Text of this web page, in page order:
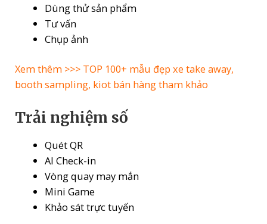
Dùng thử sản phẩm
Tư vấn
Chụp ảnh
Xem thêm >>> TOP 100+ mẫu đẹp xe take away,
booth sampling, kiot bán hàng tham khảo
Trải nghiệm số
Quét QR
AI Check-in
Vòng quay may mắn
Mini Game
Khảo sát trực tuyến